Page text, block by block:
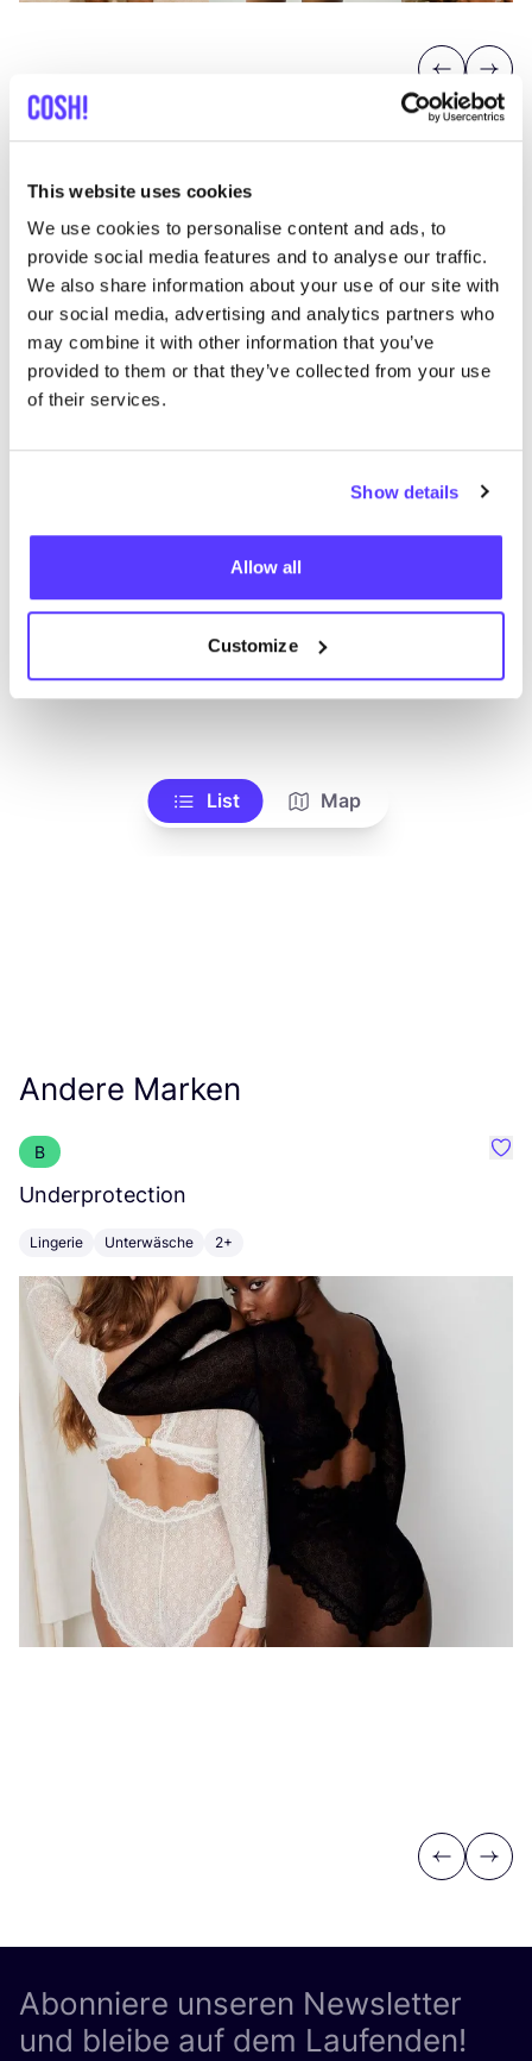
This website uses cookies
We use cookies to personalise content and ads, to
provide social media features and to analyse our traffic.
We also share information about your use of our site with
our social media, advertising and analytics partners who
may combine it with other information that you’ve
provided to them or that they’ve collected from your use
of their services.
Show details
Allow all
Customize
Previous
Next
Entdecke, wo Du Belamer
einkaufen kannst
Wir haben keine Ergebnisse für deine
Suchkriterien gefunden.
List Map
Andere Marken
B
Underprotection
Lingerie Unterwäsche 2+
Previous
Next
Abonniere unseren Newsletter
und bleibe auf dem Laufenden!